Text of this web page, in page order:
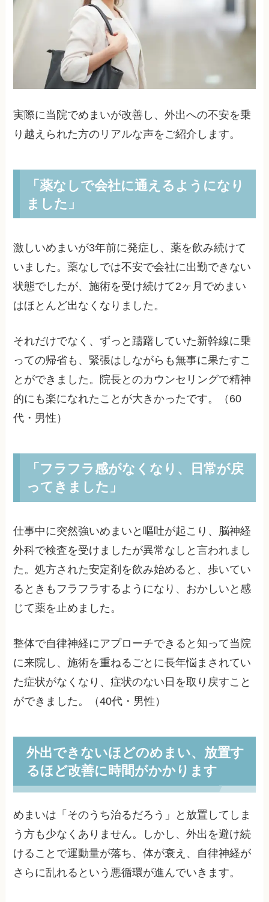
実際に当院でめまいが改善し、外出への不安を乗
り越えられた方のリアルな声をご紹介します。
「薬なしで会社に通えるようになり
ました」
激しいめまいが3年前に発症し、薬を飲み続けて
いました。薬なしでは不安で会社に出勤できない
状態でしたが、施術を受け続けて2ヶ月でめまい
はほとんど出なくなりました。
それだけでなく、ずっと躊躇していた新幹線に乗
っての帰省も、緊張はしながらも無事に果たすこ
とができました。院長とのカウンセリングで精神
的にも楽になれたことが大きかったです。（60
代・男性）
「フラフラ感がなくなり、日常が戻
ってきました」
仕事中に突然強いめまいと嘔吐が起こり、脳神経
外科で検査を受けましたが異常なしと言われまし
た。処方された安定剤を飲み始めると、歩いてい
るときもフラフラするようになり、おかしいと感
じて薬を止めました。
整体で自律神経にアプローチできると知って当院
に来院し、施術を重ねるごとに長年悩まされてい
た症状がなくなり、症状のない日を取り戻すこと
ができました。（40代・男性）
外出できないほどのめまい、放置す
るほど改善に時間がかかります
めまいは「そのうち治るだろう」と放置してしま
う方も少なくありません。しかし、外出を避け続
けることで運動量が落ち、体が衰え、自律神経が
さらに乱れるという悪循環が進んでいきます。